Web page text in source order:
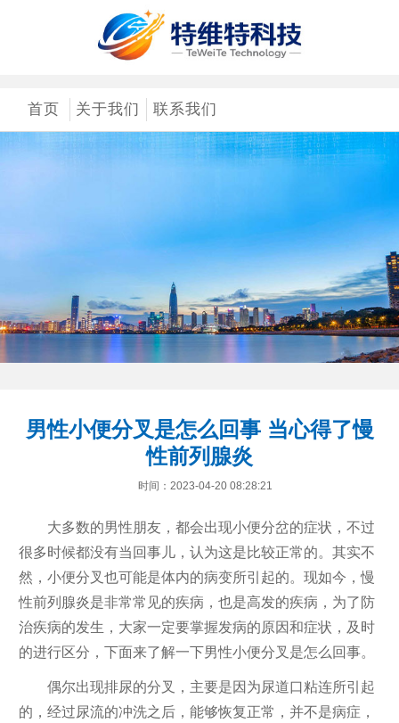
首页 关于我们 联系我们
男性小便分叉是怎么回事 当心得了慢
性前列腺炎
时间：2023-04-20 08:28:21
大多数的男性朋友，都会出现小便分岔的症状，不过
很多时候都没有当回事儿，认为这是比较正常的。其实不
然，小便分叉也可能是体内的病变所引起的。现如今，慢
性前列腺炎是非常常见的疾病，也是高发的疾病，为了防
治疾病的发生，大家一定要掌握发病的原因和症状，及时
的进行区分，下面来了解一下男性小便分叉是怎么回事。
偶尔出现排尿的分叉，主要是因为尿道口粘连所引起
的，经过尿流的冲洗之后，能够恢复正常，并不是病症，